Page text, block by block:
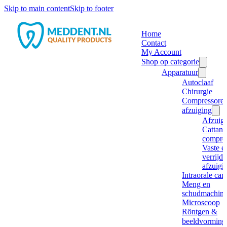
Skip to main contentSkip to footer
Home
Contact
My Account
Shop op categorie
Apparatuur
Autoclaaf
Chirurgie
afzuiging
Cattani
Vaste
Intraorale
Meng en
Microscoop
Röntgen &
beeldvorming